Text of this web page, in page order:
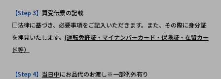
【Step 3】 買受伝票の記載
□法律に基づき、必要事項をご記入いただきます。また、その際に身分証
を拝見いたします。 (運転免許証・マイナンバーカード・保険証・在留カー
ド等）
【Step 4】 当日中にお品代のお渡し※一部例外有り